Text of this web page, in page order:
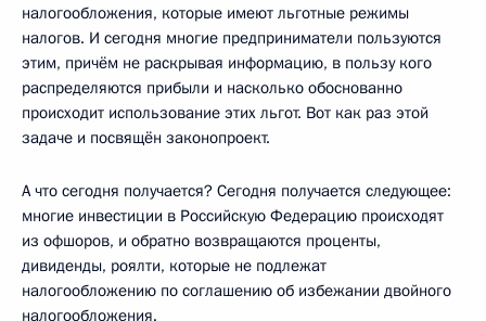
налогообложения, которые имеют льготные режимы
налогов. И сегодня многие предприниматели пользуются
этим, причём не раскрывая информацию, в пользу кого
распределяются прибыли и насколько обоснованно
происходит использование этих льгот. Вот как раз этой
задаче и посвящён законопроект.
А что сегодня получается? Сегодня получается следующее:
многие инвестиции в Российскую Федерацию происходят
из офшоров, и обратно возвращаются проценты,
дивиденды, роялти, которые не подлежат
налогообложению по соглашению об избежании двойного
налогообложения.